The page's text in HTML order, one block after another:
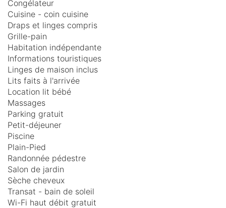
Congélateur
Cuisine - coin cuisine
Draps et linges compris
Grille-pain
Habitation indépendante
Informations touristiques
Linges de maison inclus
Lits faits à l'arrivée
Location lit bébé
Massages
Parking gratuit
Petit-déjeuner
Piscine
Plain-Pied
Randonnée pédestre
Salon de jardin
Sèche cheveux
Transat - bain de soleil
Wi-Fi haut débit gratuit